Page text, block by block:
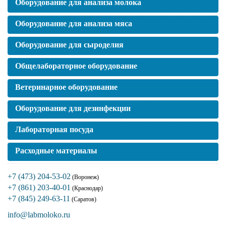
Оборудование для анализа молока
Оборудование для анализа мяса
Оборудование для сыроделия
Общелабораторное оборудование
Ветеринарное оборудование
Оборудование для дезинфекции
Лабораторная посуда
Расходные материалы
+7 (473) 204-53-02 (Воронеж)
+7 (861) 203-40-01 (Краснодар)
+7 (845) 249-63-11 (Саратов)
info@labmoloko.ru